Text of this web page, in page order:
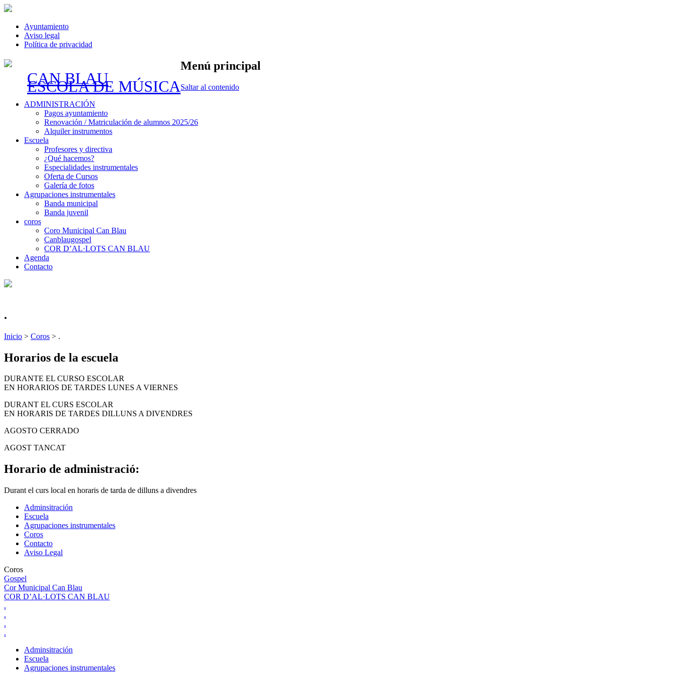
Ayuntamiento
Aviso legal
Política de privacidad
CAN BLAU
ESCOLA DE MÚSICA
Menú principal
Saltar al contenido
ADMINISTRACIÓN
Pagos ayuntamiento
Renovación / Matriculación de alumnos 2025/26
Alquiler instrumentos
Escuela
Profesores y directiva
¿Qué hacemos?
Especialidades instrumentales
Oferta de Cursos
Galería de fotos
Agrupaciones instrumentales
Banda municipal
Banda juvenil
coros
Coro Municipal Can Blau
Canblaugospel
COR D’AL·LOTS CAN BLAU
Agenda
Contacto
.
Inicio > Coros > .
Horarios de la escuela
DURANTE EL CURSO ESCOLAR
EN HORARIOS DE TARDES LUNES A VIERNES
DURANT EL CURS ESCOLAR
EN HORARIS DE TARDES DILLUNS A DIVENDRES
AGOSTO CERRADO
AGOST TANCAT
Horario de administració:
Durant el curs local en horaris de tarda de dilluns a divendres
Adminsitración
Escuela
Agrupaciones instrumentales
Coros
Contacto
Aviso Legal
Coros
Gospel
Cor Municipal Can Blau
COR D’AL·LOTS CAN BLAU
.
.
.
.
Adminsitración
Escuela
Agrupaciones instrumentales